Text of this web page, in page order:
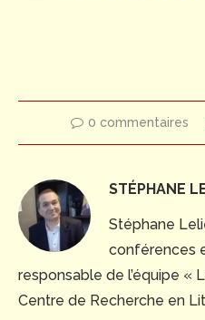
0 commentaires
STÉPHANE
Stéphane
conférences
responsable de l’équipe «
Centre de Recherche en